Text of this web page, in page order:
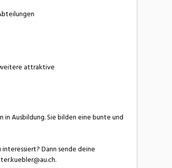
attraktive
in Ausbildung. Sie bilden eine bunte und
Dann sende deine